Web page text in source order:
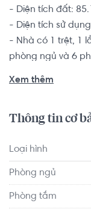
- Diện tích đất:
- Diện tích sử
- Nhà có 1 trệt, 1
phòng ngủ và 6
không nội thất.
Vị trí nhà nằm
cấp 1 cấp 2, chợ
nhà hàng Bạch
Xem thêm
Thông tin cơ
Loại hình
Phòng ngủ
Phòng tắm